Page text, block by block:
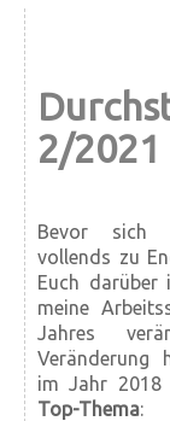
2/2021
Bevor sich
vollends zu
Euch darüber
meine
Jahres
Veränderung
im Jahr 2018
Top-Thema: